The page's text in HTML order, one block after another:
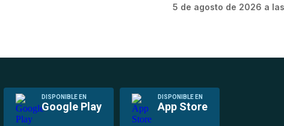
5 de agosto de 2026 a
DISPONIBLE EN
Google Play
DISPONIBLE EN
App Store